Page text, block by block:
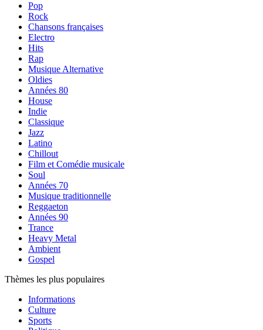
Pop
Rock
Chansons françaises
Electro
Hits
Rap
Musique Alternative
Oldies
Années 80
House
Indie
Classique
Jazz
Latino
Chillout
Film et Comédie musicale
Soul
Années 70
Musique traditionnelle
Reggaeton
Années 90
Trance
Heavy Metal
Ambient
Gospel
Thèmes les plus populaires
Informations
Culture
Sports